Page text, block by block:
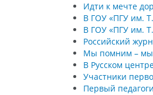
Идти к мечте
В ГОУ «ПГУ им.
В ГОУ «ПГУ им.
Российский
Мы помним – мы
В Русском
Участники
Первый